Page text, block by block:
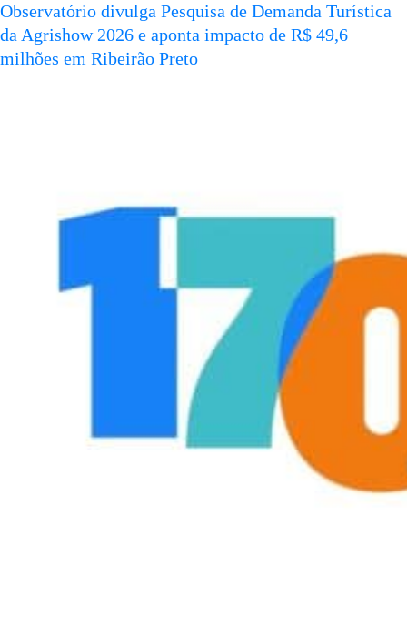
Observatório divulga Pesquisa de Demanda Turística
da Agrishow 2026 e aponta impacto de R$ 49,6
milhões em Ribeirão Preto